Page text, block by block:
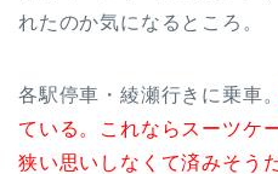
れたのか気になるところ。
各駅停車・綾瀬行きに乗車。
ている。これならスーツケ
狭い思いしなくて済みそうだ